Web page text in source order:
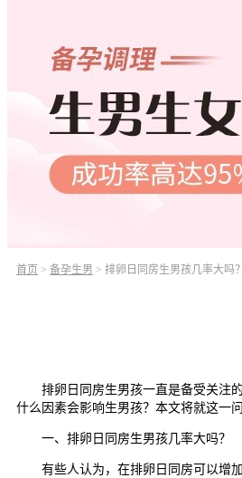
首页 > 备孕生男 > 排卵日同房生男孩几率大吗
排卵日同房生男孩一直是备受关注的
什么因素会影响生男孩？本文将就这一
一、排卵日同房生男孩几率大吗？
有些人认为，在排卵日同房可以增加